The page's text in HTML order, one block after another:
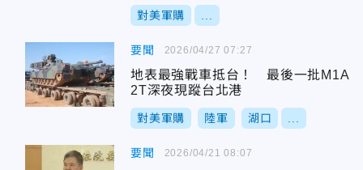
對美軍購
要聞
地表最強戰車抵台！ 最後一批M1A
2T深夜現蹤台北港
對美軍購 陸軍 湖口
2026/04/27 07:27
要聞 2026/04/21 08:07